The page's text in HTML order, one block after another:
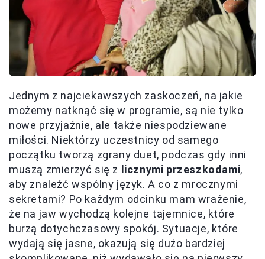
Jednym z najciekawszych zaskoczeń, na jakie
możemy natknąć się w programie, są nie tylko
nowe przyjaźnie, ale także niespodziewane
miłości. Niektórzy uczestnicy od samego
początku tworzą zgrany duet, podczas gdy inni
muszą zmierzyć się z
licznymi przeszkodami,
aby znaleźć wspólny język. A co z mrocznymi
sekretami? Po każdym odcinku mam wrażenie,
że na jaw wychodzą kolejne tajemnice, które
burzą dotychczasowy spokój. Sytuacje, które
wydają się jasne, okazują się dużo bardziej